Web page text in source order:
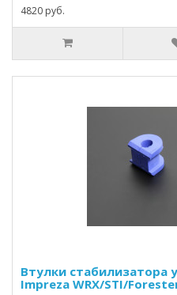
4820 руб.
Втулки стабилизатора
Impreza WRX/STI/